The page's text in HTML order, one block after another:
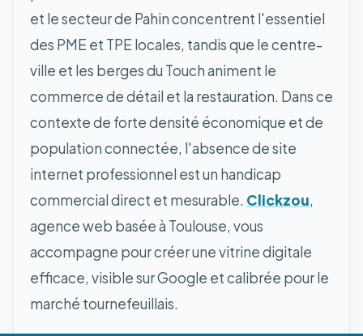
et le secteur de Pahin concentrent l'essentiel
des PME et TPE locales, tandis que le centre-
ville et les berges du Touch animent le
commerce de détail et la restauration. Dans ce
contexte de forte densité économique et de
population connectée, l'absence de site
internet professionnel est un handicap
commercial direct et mesurable. Clickzou,
agence web basée à Toulouse, vous
accompagne pour créer une vitrine digitale
efficace, visible sur Google et calibrée pour le
marché tournefeuillais.